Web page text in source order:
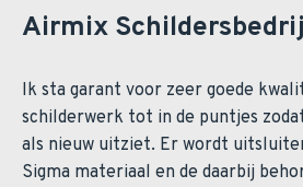
Airmix
Ik sta garant voor zeer goede
schilderwerk tot in de puntjes
als nieuw uitziet. Er wordt
Sigma materiaal en de daarbij